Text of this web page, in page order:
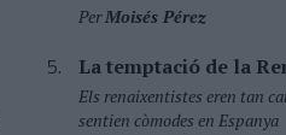
PerMoisés Pérez
La temptació de la
Els renaixentistes eren tan
sentien còmodes en Espanya